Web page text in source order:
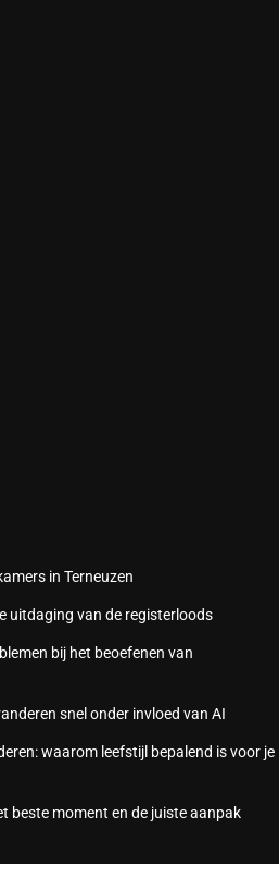
in Terneuzen
uitdaging van de registerloods
bij het beoefenen van
snel onder invloed van AI
waarom leefstijl bepalend is voor je
beste moment en de juiste aanpak